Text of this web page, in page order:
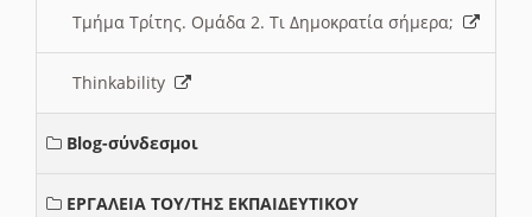
Τμήμα Τρίτης. Ομάδα 2. Τι Δημοκρατία σήμερα;
Thinkability
Blog-σύνδεσμοι
ΕΡΓΑΛΕΙΑ ΤΟΥ/ΤΗΣ ΕΚΠΑΙΔΕΥΤΙΚΟΥ